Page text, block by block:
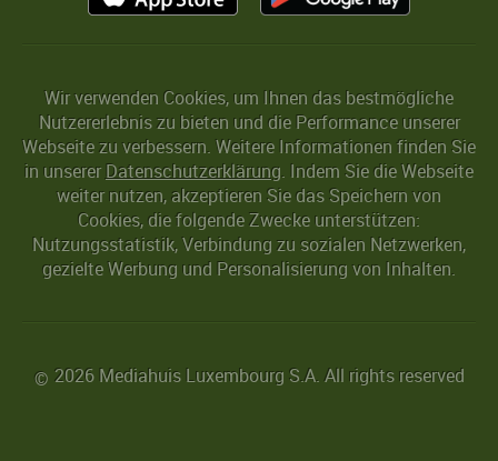
Wir verwenden Cookies, um Ihnen das bestmögliche
Nutzererlebnis zu bieten und die Performance unserer
Webseite zu verbessern. Weitere Informationen finden Sie
in unserer Datenschutzerklärung. Indem Sie die Webseite
weiter nutzen, akzeptieren Sie das Speichern von
Cookies, die folgende Zwecke unterstützen:
Nutzungsstatistik, Verbindung zu sozialen Netzwerken,
gezielte Werbung und Personalisierung von Inhalten.
© 2026 Mediahuis Luxembourg S.A. All rights reserved